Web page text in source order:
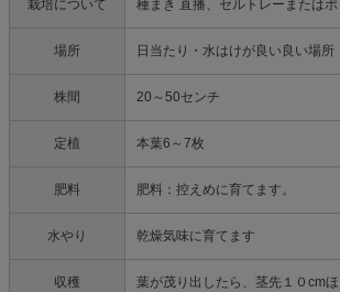
栽培について 種まき 直播、セルトレーまたは
場所 日当たり・水はけが良い良い場所
株間 20～50センチ
定植 本葉6～7枚
肥料 肥料：控えめに育てます。
水やり 乾燥気味に育てます
収穫
葉が茂り出したら、茎先１０cm